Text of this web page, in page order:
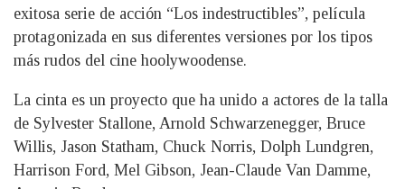
exitosa serie de acción “Los indestructibles”, película
protagonizada en sus diferentes versiones por los tipos
más rudos del cine hoolywoodense.
La cinta es un proyecto que ha unido a actores de la talla
de Sylvester Stallone, Arnold Schwarzenegger, Bruce
Willis, Jason Statham, Chuck Norris, Dolph Lundgren,
Harrison Ford, Mel Gibson, Jean-Claude Van Damme,